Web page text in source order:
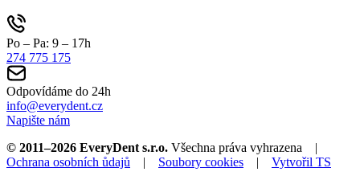
Po – Pa: 9 – 17h
274 775 175
Odpovídáme do 24h
info@everydent.cz
Napište nám
© 2011–2026 EveryDent s.r.o. Všechna práva vyhrazena |
Ochrana osobních ůdajů | Soubory cookies | Vytvořil TS